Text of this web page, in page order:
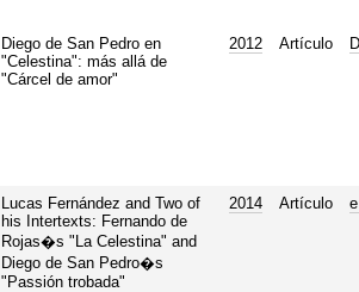
Diego de San Pedro en
"Celestina": más allá de
"Cárcel de amor"
2012 Artículo
Lucas Fernández and Two of
his Intertexts: Fernando de
Rojas�s "La Celestina" and
Diego de San Pedro�s
"Passión trobada"
2014 Artículo